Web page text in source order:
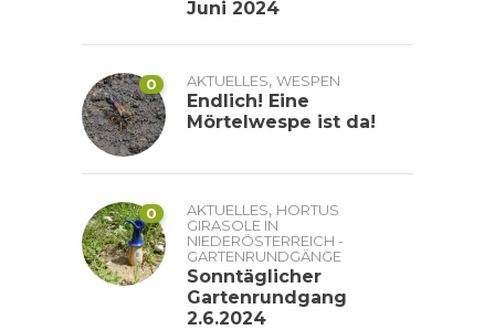
Juni 2024
0 AKTUELLES, WESPEN
Endlich! Eine
Mörtelwespe ist da!
0 AKTUELLES, HORTUS
GIRASOLE IN
NIEDERÖSTERREICH -
GARTENRUNDGÄNGE
Sonntäglicher
Gartenrundgang
2.6.2024